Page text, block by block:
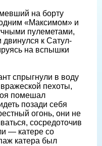
на борту
«Максимом» и
пулеметами,
к Сатул-
на вспышки
спрыгнули в воду
пехоты,
помешал
позади себя
огонь, они не
сосредоточив
— катере со
катера был